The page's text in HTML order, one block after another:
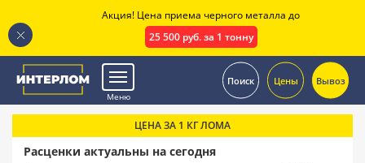
Меню
Поиск Цены Вывоз
ЦЕНА ЗА 1 КГ ЛОМА
Расценки актуальны на сегодня
Акция! Цена приема черного металла до
25 500 руб. за 1 тонну
.